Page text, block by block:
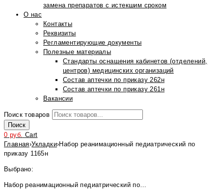
замена препаратов с истекшим сроком
О нас
Контакты
Реквизиты
Регламентирующие документы
Полезные материалы
Стандарты оснащения кабинетов (отделений,
центров) медицинских организаций
Состав аптечки по приказу 262н
Состав аптечки по приказу 261н
Вакансии
Поиск товаров
Поиск
0 руб. Cart
Главная›Укладки›Набор реанимационный педиатрический по
приказу 1165н
Выбрано:
Набор реанимационный педиатрический по…